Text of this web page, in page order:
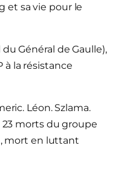
et sa vie pour le
Général de Gaulle),
la résistance
Léon. Szlama.
23 morts du groupe
mort en luttant